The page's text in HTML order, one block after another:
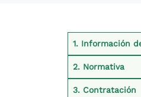
1. Información
2. Normativa
3. Contratación